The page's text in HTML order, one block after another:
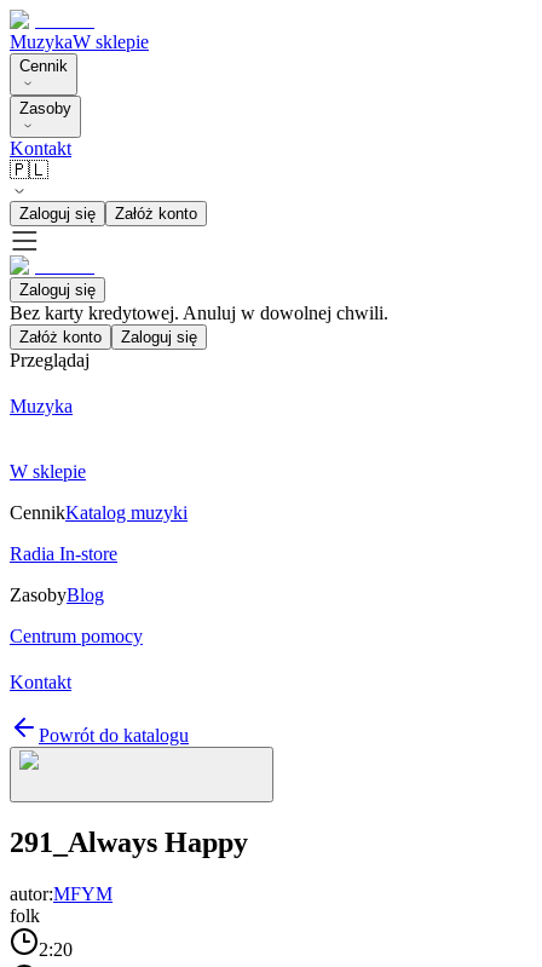
MuzykaW sklepie
Cennik
Zasoby
Kontakt
🇵🇱
Zaloguj się Załóż konto
Zaloguj się
Bez karty kredytowej. Anuluj w dowolnej chwili.
Załóż konto Zaloguj się
Przeglądaj
Muzyka
W sklepie
CennikKatalog muzyki
Radia In-store
ZasobyBlog
Centrum pomocy
Kontakt
Powrót do katalogu
291_Always Happy
autor:MFYM
folk
2:20